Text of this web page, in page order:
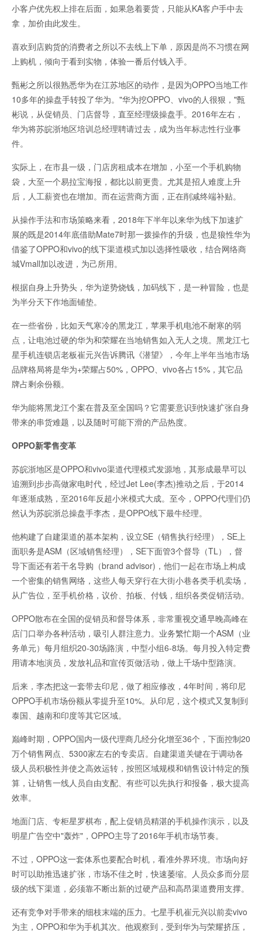
小客户优先权上排在后面，如果急着要货，只能从KA客户手中去
拿，加价由此发生。
喜欢到店购货的消费者之所以不去线上下单，原因是尚不习惯在网
上购机，倾向于看到实物，体验一番后付钱入手。
甄彬之所以很熟悉华为在江苏地区的动作，是因为OPPO当地工作
10多年的操盘手转投了华为。"华为挖OPPO、vivo的人很狠，"甄
彬说，从促销员、门店督导，直至经理级操盘手。2016年左右，
华为将苏皖浙地区培训总经理聘请过去，成为当年标志性行业事
件。
实际上，在市县一级，门店房租成本在增加，小至一个手机购物
袋，大至一个易拉宝海报，都比以前更贵。尤其是招人难度上升
后，人工薪资也在增加。而在运营商方面，正在削减终端补贴。
从操作手法和市场策略来看，2018年下半年以来华为线下加速扩
展的既是2014年底借助Mate7时那一拨操作的升级，也是狼性华为
借鉴了OPPO和vivo的线下渠道模式加以选择性吸收，结合网络商
城Vmall加以改进，为己所用。
根据自身上升势头，华为逆势烧钱，加码线下，是一种冒险，也是
为半分天下作地面铺垫。
在一些省份，比如天气寒冷的黑龙江，苹果手机电池不耐寒的弱
点，让电池过硬的华为和荣耀在当地销售如入无人之境。黑龙江七
星手机连锁店老板崔元兴告诉腾讯《潜望》，今年上半年当地市场
品牌格局将是华为+荣耀占50%，OPPO、vivo各占15%，其它品
牌占剩余份额。
华为能将黑龙江个案在普及至全国吗？它需要意识到快速扩张自身
带来的串货难题，以及随时可能下滑的产品热度。
OPPO新零售变革
苏皖浙地区是OPPO和vivo渠道代理模式发源地，其形成最早可以
追溯到步步高做家电时代，经过Jet Lee(李杰)推动之后，于2014
年逐渐成熟，至2016年反超小米模式大成。至今，OPPO代理们仍
然认为苏皖浙总操盘手李杰，是OPPO线下最牛经理。
他构建了自建渠道的基本架构，设立SE（销售执行经理），SE上
面职务是ASM（区域销售经理），SE下面管3个督导（TL），督
导下面还有若干名导购（brand advisor)，他们一起在市场上构成
一个密集的销售网络，这些人每天穿行在大街小巷各类手机卖场，
从广告位，至手机价格，议价、拍板、付钱，组织各类促销活动。
OPPO散布在全国的促销员和督导体系，非常重视交通早晚高峰在
店门口举办各种活动，吸引人群注意力。业务繁忙期一个ASM（业
务单元）每月组织20-30场路演，中型小组6-8场。每月投入特定费
用请本地演员，发放礼品和宣传页做活动，做上千场中型路演。
后来，李杰把这一套带去印尼，做了相应修改，4年时间，将印尼
OPPO手机市场份额从零提升至10%。从印尼，这个模式又复制到
泰国、越南和印度等其它区域。
巅峰时期，OPPO国内一级代理商几经分化增至36个，下面控制20
万个销售网点、5300家左右的专卖店。自建渠道关键在于调动各
级人员积极性并使之高效运转，按照区域规模和销售设计特定的预
算，让销售一线人员自由支配、有些可以先执行和报备，极大提高
效率。
地面门店、专柜星罗棋布，配上促销员精湛的手机操作演示，以及
明星广告空中"轰炸"，OPPO主导了2016年手机市场节奏。
不过，OPPO这一套体系也要配合时机，看准外界环境。市场向好
时可以助推迅速扩张，市场不佳之时，快速萎缩。人员众多而分层
级的线下渠道，必须靠不断出新的过硬产品和高昂渠道费用支撑。
还有竞争对手带来的细枝末端的压力。七星手机崔元兴以前卖vivo
为主，OPPO和华为手机其次。他观察到，受到华为与荣耀挤压，